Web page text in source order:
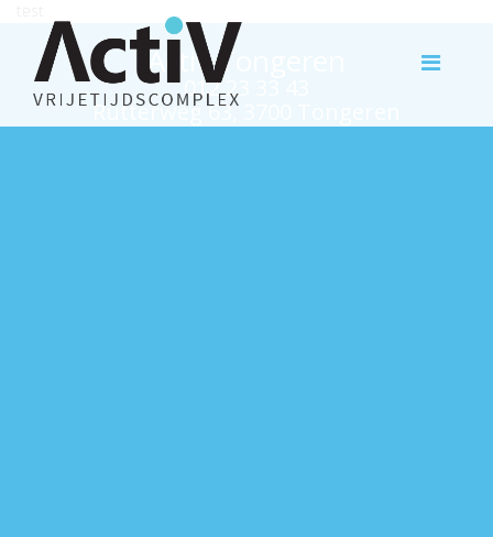
Activ Tongeren
012 23 33 43
Rutterweg 63, 3700 Tongeren